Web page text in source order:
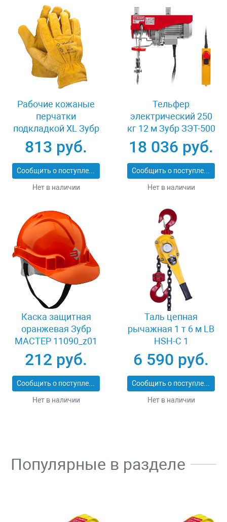
Рабочие кожаные
перчатки
подкладкой XL Зубр
МАСТЕР 1135-XL
813 руб.
Сообщить о поступлении
Нет в наличии
Тельфер
электрический 250
кг 12 м Зубр ЗЭТ-500
18 036 руб.
Сообщить о поступлении
Нет в наличии
Каска защитная
оранжевая Зубр
МАСТЕР 11090_z01
212 руб.
Сообщить о поступлении
Нет в наличии
Таль цепная
рычажная 1 т 6 м LB
HSH-C 1
6 590 руб.
Сообщить о поступлении
Нет в наличии
Популярные в разделе